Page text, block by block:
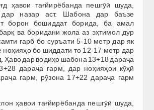
ҳавои тағйирёбанда пешгӯӣ шуда,
назар аст. Шабона дар баъзе
борон бошиддат борида, ба амал
ва боридани жола аз эҳтимол дур
ғарб бо суръати 5-10 метр дар як
ноҳияҳо бо шиддати то 12-17 метр дар
Ҳаво дар водиҳо шабона 13+18 дараҷа
дараҷа гарм, дар ноҳияҳои кӯҳӣ
гарм, рӯзона 17+22 дараҷа гарм
ҳавои тағйирёбанда пешгӯӣ шуда,